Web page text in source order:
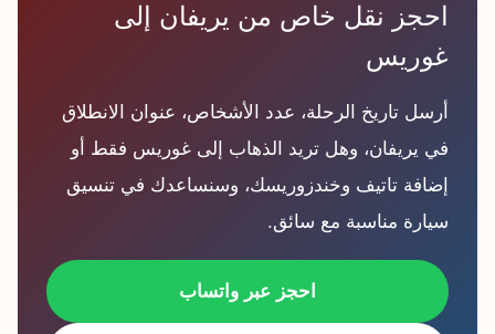
احجز نقل خاص من يريفان إلى
غوريس
أرسل تاريخ الرحلة، عدد الأشخاص، عنوان الانطلاق
في يريفان، وهل تريد الذهاب إلى غوريس فقط أو
إضافة تاتيف وخندزوريسك، وسنساعدك في تنسيق
سيارة مناسبة مع سائق.
احجز عبر واتساب